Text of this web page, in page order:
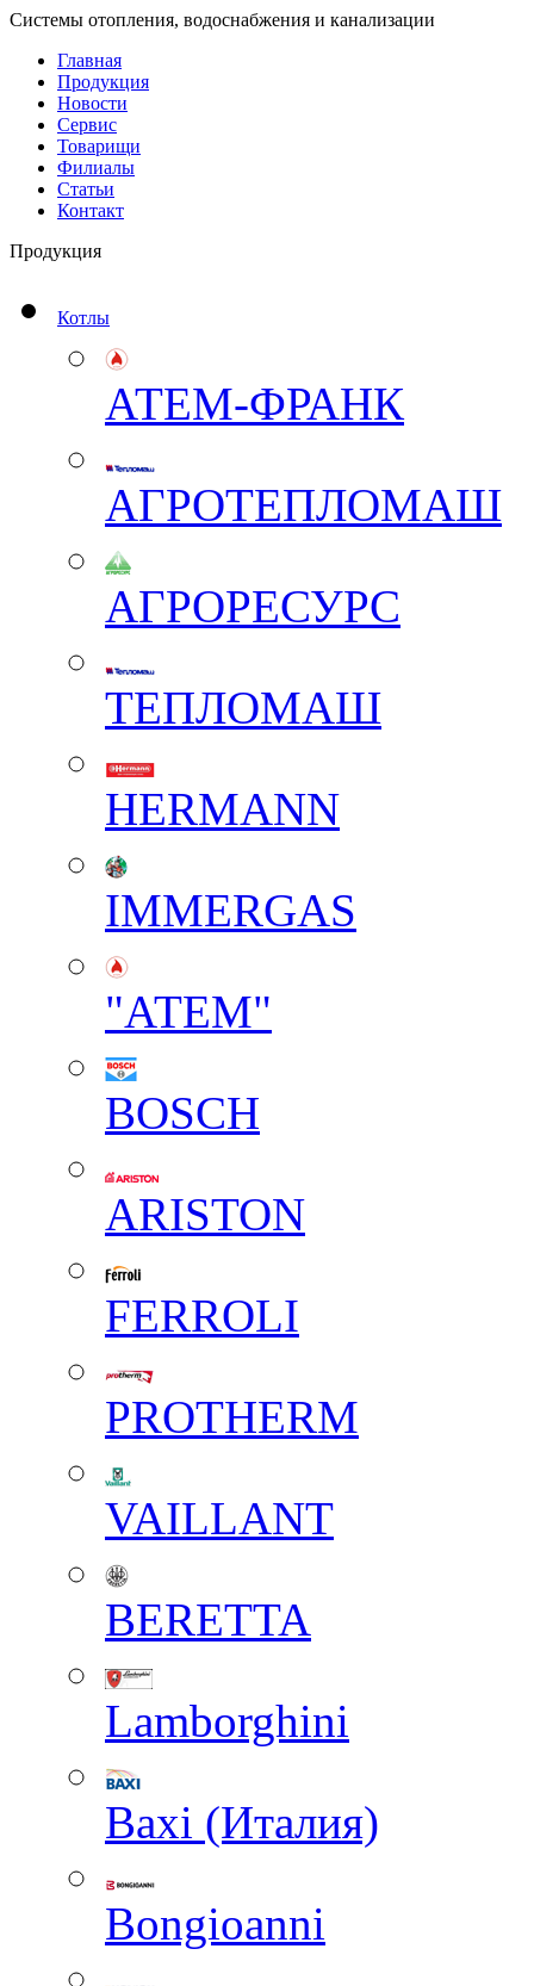
Системы отопления, водоснабжения и канализации
Главная
Продукция
Новости
Сервис
Товарищи
Филиалы
Статьи
Контакт
Продукция
Котлы
АТЕМ-ФРАНК
АГРОТЕПЛОМАШ
АГРОРЕСУРС
ТЕПЛОМАШ
HERMANN
IMMERGAS
"АТЕМ"
BOSCH
ARISTON
FERROLI
PROTHERM
VAILLANT
BERETTA
Lamborghini
Baxi (Италия)
Вongioanni